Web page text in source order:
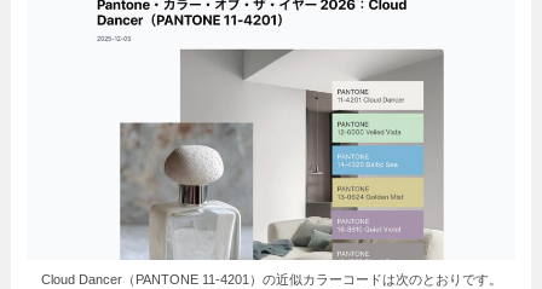
Cloud Dancer（PANTONE 11-4201）の近似カラーコードは次のとおりです。